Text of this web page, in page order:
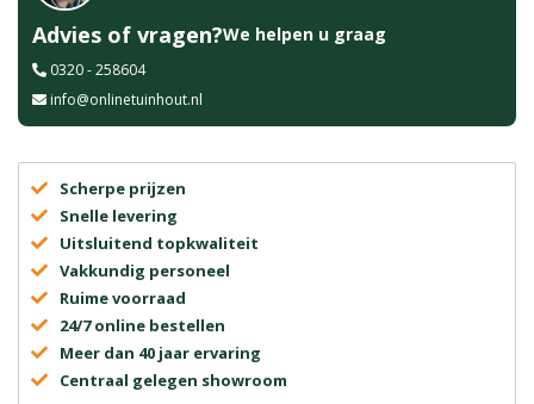
Advies of vragen?We helpen u graag
0320 - 258604
info@onlinetuinhout.nl
Scherpe prijzen
Snelle levering
Uitsluitend topkwaliteit
Vakkundig personeel
Ruime voorraad
24/7 online bestellen
Meer dan 40 jaar ervaring
Centraal gelegen showroom